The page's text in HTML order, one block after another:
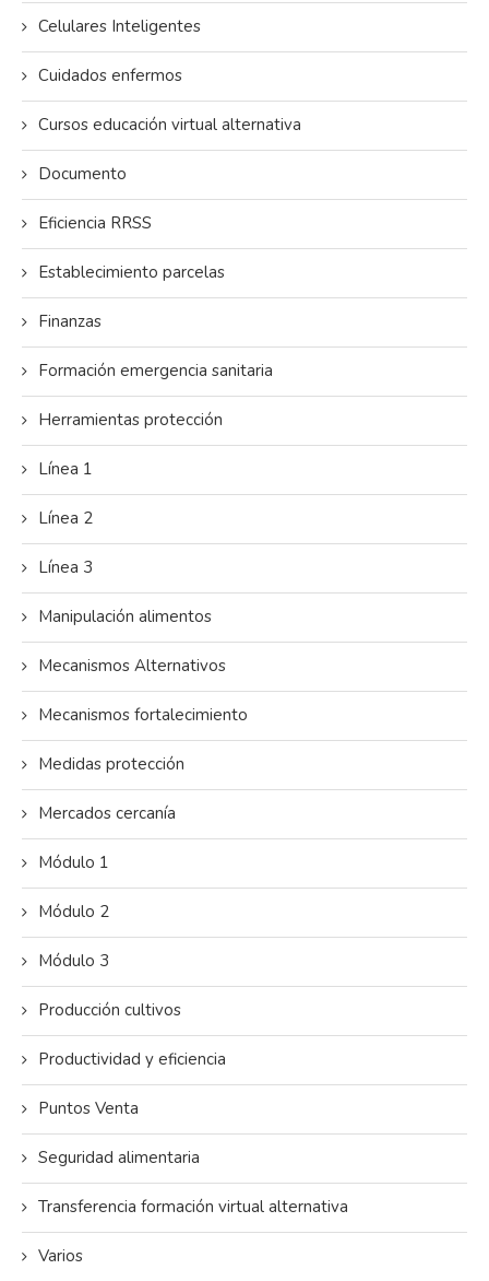
Celulares Inteligentes
Cuidados enfermos
Cursos educación virtual alternativa
Documento
Eficiencia RRSS
Establecimiento parcelas
Finanzas
Formación emergencia sanitaria
Herramientas protección
Línea 1
Línea 2
Línea 3
Manipulación alimentos
Mecanismos Alternativos
Mecanismos fortalecimiento
Medidas protección
Mercados cercanía
Módulo 1
Módulo 2
Módulo 3
Producción cultivos
Productividad y eficiencia
Puntos Venta
Seguridad alimentaria
Transferencia formación virtual alternativa
Varios